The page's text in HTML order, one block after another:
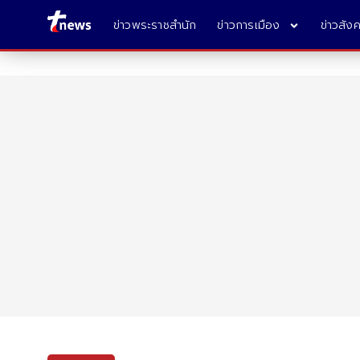
ข่าวพระราชสำนัก ข่าวการเมือง ข่าวสัง